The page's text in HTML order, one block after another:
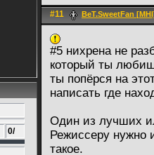
0/
#11 BeT.SweetFan
#5 нихрена не
который ты
ты попёрся на
написать где
Один из лучших
Режиссеру нужно
такое.